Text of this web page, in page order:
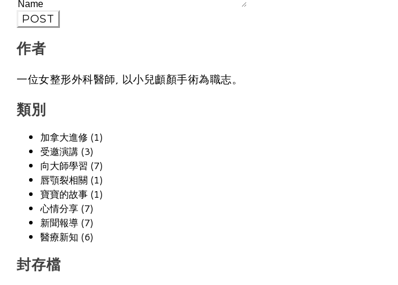
POST
作者
一位女整形外科醫師, 以小兒顱顏手術為職志。
類別
加拿大進修 (1)
受邀演講 (3)
向大師學習 (7)
唇顎裂相關 (1)
寶寶的故事 (1)
心情分享 (7)
新聞報導 (7)
醫療新知 (6)
封存檔